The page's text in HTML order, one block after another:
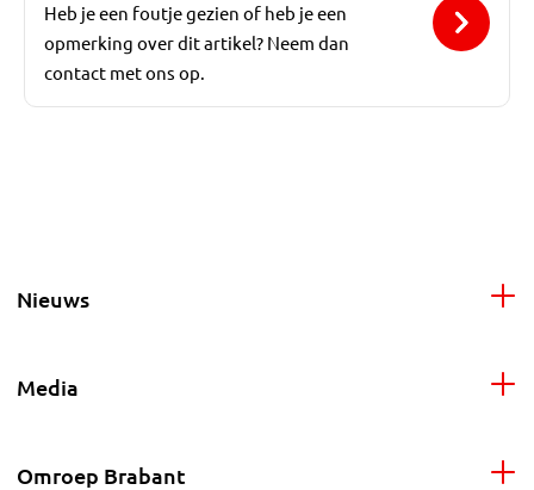
Heb je een foutje gezien of heb je een
opmerking over dit artikel? Neem dan
contact met ons op.
Nieuws
Media
Omroep Brabant